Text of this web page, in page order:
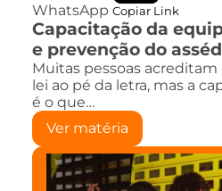
WhatsApp Copiar Link
Capacitação da
e prevenção do
Muitas pessoas
lei ao pé da letra, mas a
é o que…
Ver matéria